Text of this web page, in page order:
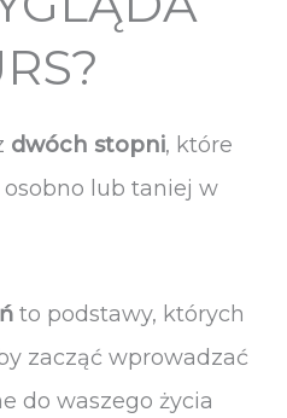
dwóch stopni, które
lub taniej w
to podstawy, których
zacząć wprowadzać
do waszego życia